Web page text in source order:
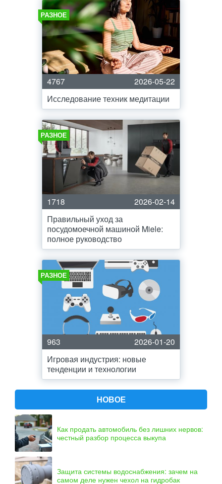
РАЗНОЕ
4767
2026-05-22
Исследование техник медитации
РАЗНОЕ
1718
2026-02-14
Правильный уход за
посудомоечной машиной Miele:
полное руководство
РАЗНОЕ
963
2026-01-20
Игровая индустрия: новые
тенденции и технологии
НОВОЕ
Как продать автомобиль без лишних нервов:
честный разбор процесса выкупа
Защита системы водоснабжения: зачем на
самом деле нужен чехол на гидробак